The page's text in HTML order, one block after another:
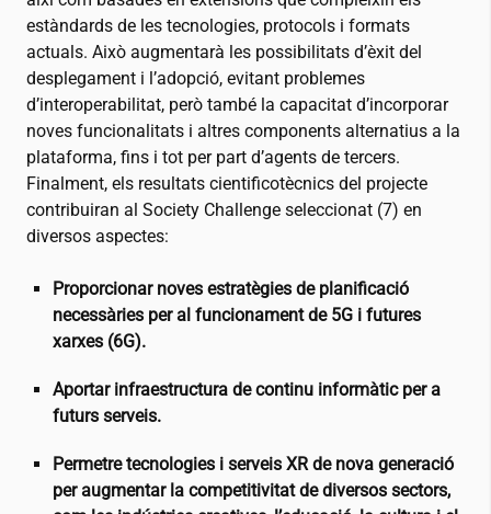
estàndards de les tecnologies, protocols i formats
actuals. Això augmentarà les possibilitats d’èxit del
desplegament i l’adopció, evitant problemes
d’interoperabilitat, però també la capacitat d’incorporar
noves funcionalitats i altres components alternatius a la
plataforma, fins i tot per part d’agents de tercers.
Finalment, els resultats cientificotècnics del projecte
contribuiran al Society Challenge seleccionat (7) en
diversos aspectes:
Proporcionar noves estratègies de planificació
necessàries per al funcionament de 5G i futures
xarxes (6G).
Aportar infraestructura de continu informàtic per a
futurs serveis.
Permetre tecnologies i serveis XR de nova generació
per augmentar la competitivitat de diversos sectors,